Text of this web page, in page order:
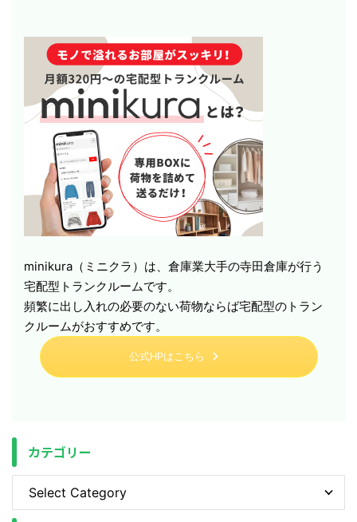
minikura（ミニクラ）は、倉庫業大手の寺田倉庫が行う
宅配型トランクルームです。
頻繁に出し入れの必要のない荷物ならば宅配型のトラン
クルームがおすすめです。
公式HPはこちら
カテゴリー